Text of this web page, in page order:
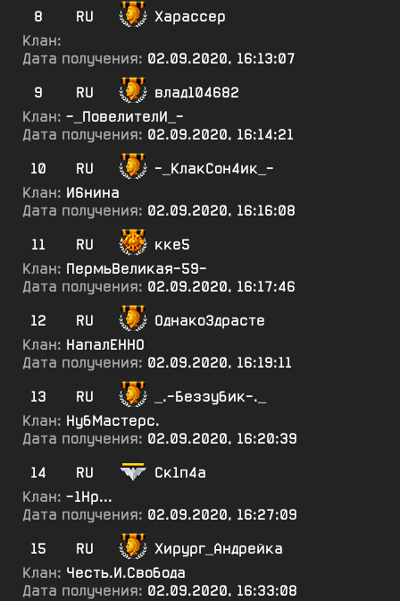
8
RU
Харассер
Клан:
Дата получения: 02.09.2020, 16:13:07
9
RU
влад104682
Клан: -_ПовелителИ_-
Дата получения: 02.09.2020, 16:14:21
10
RU
-_КлакСон4ик_-
Клан: И6нина
Дата получения: 02.09.2020, 16:16:08
11
RU
кке5
Клан: ПермьВеликая-59-
Дата получения: 02.09.2020, 16:17:46
12
RU
ОднакоЗдрасте
Клан: НапалЕННО
Дата получения: 02.09.2020, 16:19:11
13
RU
_.-Беззубик-._
Клан: НубМастерс.
Дата получения: 02.09.2020, 16:20:39
14
RU
Ск1п4а
Клан: -1Нр...
Дата получения: 02.09.2020, 16:27:09
15
RU
Хирург_Андрейка
Клан: Честь.И.Свобода
Дата получения: 02.09.2020, 16:33:08